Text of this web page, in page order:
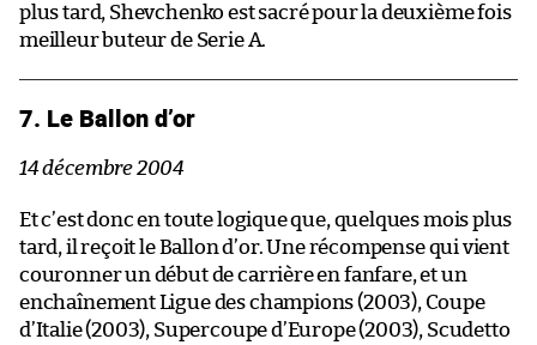
plus tard, Shevchenko est sacré pour la deuxième fois
meilleur buteur de Serie A.
7. Le Ballon d’or
14 décembre 2004
Et c’est donc en toute logique que, quelques mois plus
tard, il reçoit le Ballon d’or. Une récompense qui vient
couronner un début de carrière en fanfare, et un
enchaînement Ligue des champions (2003), Coupe
d’Italie (2003), Supercoupe d’Europe (2003), Scudetto